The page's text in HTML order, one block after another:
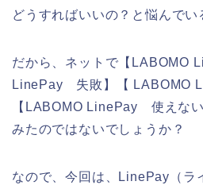
どうすればいいの？と悩んでい
だから、ネットで【LABOMO
LinePay 失敗】【 LABOMO
【LABOMO LinePay 使えな
みたのではないでしょうか？
なので、今回は、LinePay（ラ